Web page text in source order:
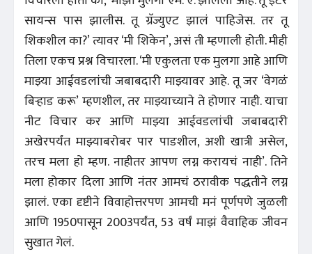
सायन्स पास झालीस. तू ग्रॅज्युएट झालं पाहिजेस. तर तू
शिकशील का?’ त्यावर ‘मी शिकेन’, असं ती म्हणाली होती. मीही
तिला एकच प्रश्न विचारला. ‘मी एकुलता एक मुलगा आहे आणि
माझ्या आईवडलांची जबाबदारी माझ्यावर आहे. तू जर ‘वेगळं
बिऱ्हाड करू’ म्हणशील, तर माझ्याच्याने ते होणार नाही. याचा
नीट विचार कर आणि माझ्या आईवडलांची जबाबदारी
अखेरपर्यंत माझ्याबरोबर पार पाडशील, अशी खात्री असेल,
तरच मला हो म्हण. नाहीतर आपण लग्न करायचं नाही’. तिने
मला होकार दिला आणि नंतर आमचं ठरावीक पद्धतीने लग्न
झालं. एका दृष्टीने विवाहोत्तरपण आमची मनं पूर्णपणे जुळली
आणि 1950पासून 2003पर्यंत, 53 वर्षं माझं वैवाहिक जीवन
सुखात गेलं.